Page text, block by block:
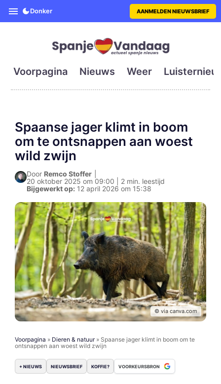
SpanjeVandaag is de eerste
Donker AANMELDEN NIEUWSBRIEF
Voorpagina Nieuws Weer
Spaanse jager klimt in boom
om te ontsnappen aan woest
wild zwijn
Door Remco Stoffer
20 oktober 2025 om 09:00 | 2 min. leestijd
Bijgewerkt op: 12 april 2026 om 15:38
© via canva.com
Voorpagina » Dieren & natuur» Spaanse jager klimt in boom om te
ontsnappen aan woest wild zwijn
+ NIEUWS NIEUWSBRIEF KOFFIE? VOORKEURSBRON